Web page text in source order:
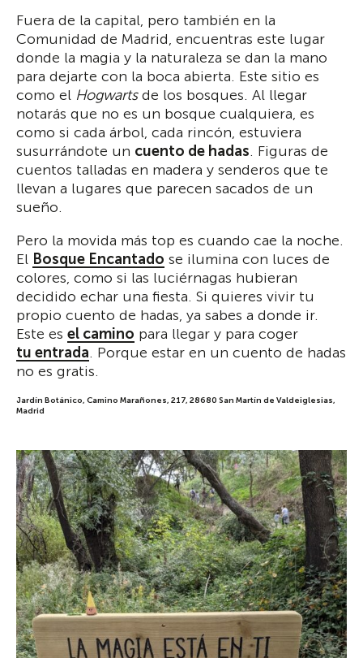
Fuera de la capital, pero también en la
Comunidad de Madrid, encuentras este lugar
donde la magia y la naturaleza se dan la mano
para dejarte con la boca abierta. Este sitio es
como el Hogwartsde los bosques. Al llegar
notarás que no es un bosque cualquiera, es
como si cada árbol, cada rincón, estuviera
susurrándote un cuento de hadas. Figuras de
cuentos talladas en madera y senderos que te
llevan a lugares que parecen sacados de un
sueño.
Pero la movida más top es cuando cae la noche.
El Bosque Encantado se ilumina con luces de
colores, como si las luciérnagas hubieran
decidido echar una fiesta. Si quieres vivir tu
propio cuento de hadas, ya sabes a donde ir.
Este es el camino para llegar y para coger
tu entrada. Porque estar en un cuento de hadas
no es gratis.
Jardín Botánico, Camino Marañones, 217, 28680 San Martín de Valdeiglesias,
Madrid